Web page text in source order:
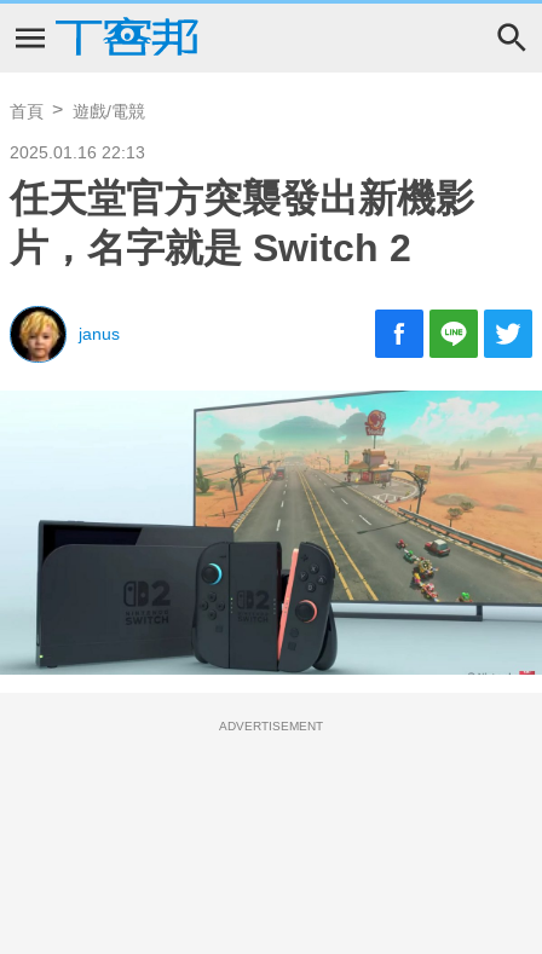
首頁 遊戲/電競
2025.01.16 22:13
任天堂官方突襲發出新機影
片，名字就是 Switch 2
janus
ADVERTISEMENT